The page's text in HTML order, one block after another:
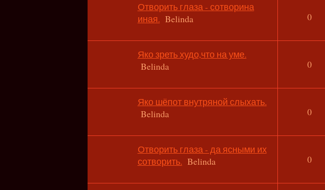
Отворить глаза - сотворина
иная. Belinda 0
Яко зреть худо,что на уме.
Belinda
0
Яко шёпот внутряной слыхать.
Belinda
0
Отворить глаза - да ясными их
сотворить. Belinda 0